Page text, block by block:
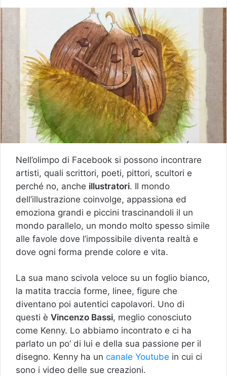
Nell’olimpo di Facebook si possono incontrare
artisti, quali scrittori, poeti, pittori, scultori e
perché no, anche illustratori. Il mondo
dell’illustrazione coinvolge, appassiona ed
emoziona grandi e piccini trascinandoli il un
mondo parallelo, un mondo molto spesso simile
alle favole dove l’impossibile diventa realtà e
dove ogni forma prende colore e vita.
La sua mano scivola veloce su un foglio bianco,
la matita traccia forme, linee, figure che
diventano poi autentici capolavori. Uno di
questi è Vincenzo Bassi, meglio conosciuto
come Kenny. Lo abbiamo incontrato e ci ha
parlato un po’ di lui e della sua passione per il
disegno. Kenny ha un canale Youtube in cui ci
sono i video delle sue creazioni.